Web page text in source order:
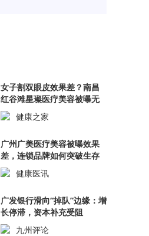
女子割双眼皮效果差？南昌
红谷滩星璨医疗美容被曝无
证行医！
健康之家
广州广美医疗美容被曝效果
差，连锁品牌如何突破生存
困境？
健康医讯
广发银行滑向“掉队”边缘：增
长停滞，资本补充受阻
九州评论